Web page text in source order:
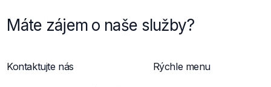
Máte zájem o naše služby?
Kontaktujte nás Rýchle menu